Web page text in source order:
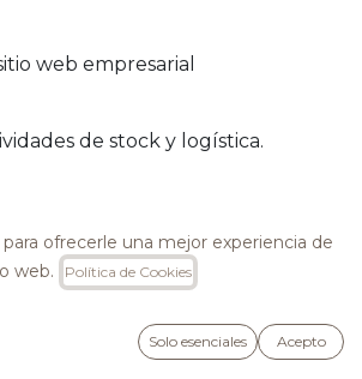
web empresarial
de stock y logística.
licitaciones y acuerdos.
ofrecerle una mejor experiencia de
web.
Política de Cookies
Solo esenciales Acepto